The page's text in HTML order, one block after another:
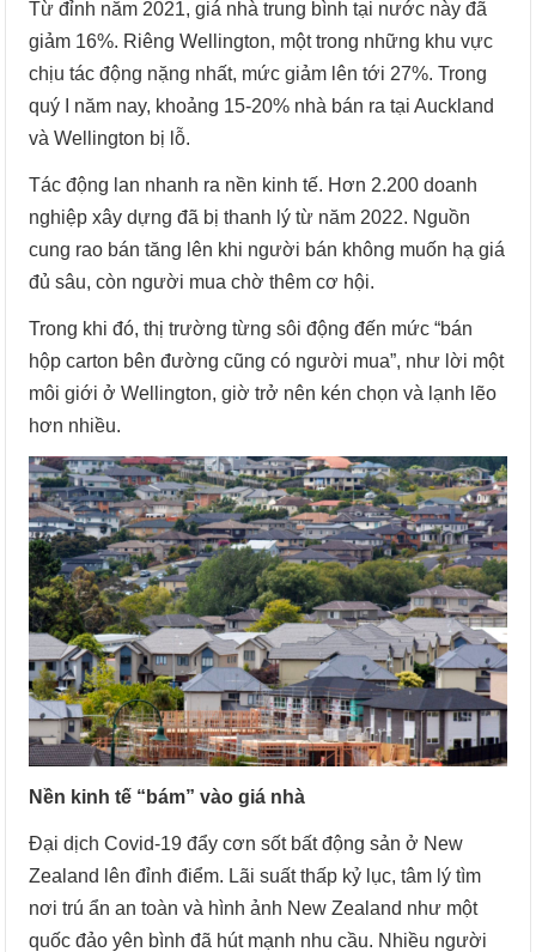
Từ đỉnh năm 2021, giá nhà trung bình tại nước này đã
giảm 16%. Riêng Wellington, một trong những khu vực
chịu tác động nặng nhất, mức giảm lên tới 27%. Trong
quý I năm nay, khoảng 15-20% nhà bán ra tại Auckland
và Wellington bị lỗ.
Tác động lan nhanh ra nền kinh tế. Hơn 2.200 doanh
nghiệp xây dựng đã bị thanh lý từ năm 2022. Nguồn
cung rao bán tăng lên khi người bán không muốn hạ giá
đủ sâu, còn người mua chờ thêm cơ hội.
Trong khi đó, thị trường từng sôi động đến mức “bán
hộp carton bên đường cũng có người mua”, như lời một
môi giới ở Wellington, giờ trở nên kén chọn và lạnh lẽo
hơn nhiều.
Nền kinh tế “bám” vào giá nhà
Đại dịch Covid-19 đẩy cơn sốt bất động sản ở New
Zealand lên đỉnh điểm. Lãi suất thấp kỷ lục, tâm lý tìm
nơi trú ẩn an toàn và hình ảnh New Zealand như một
quốc đảo yên bình đã hút mạnh nhu cầu. Nhiều người